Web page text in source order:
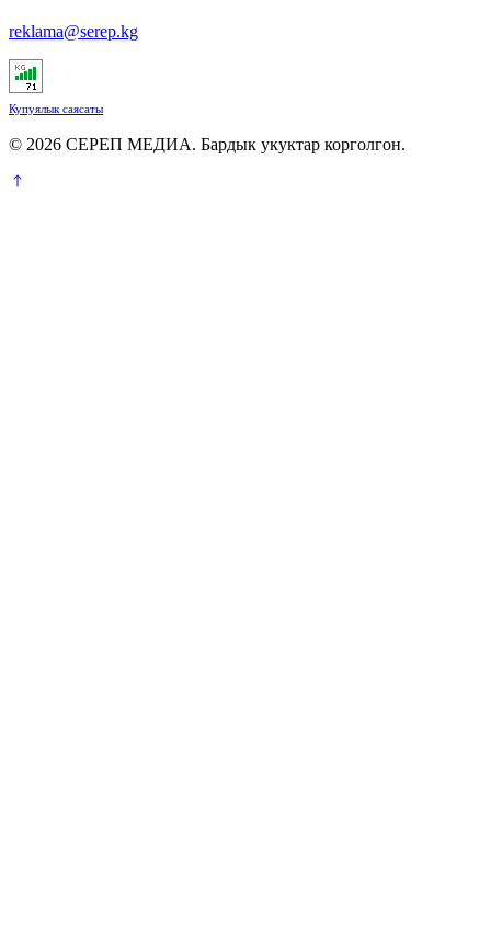
reklama@serep.kg
Купуялык саясаты
© 2026 СЕРЕП МЕДИА. Бардык укуктар корголгон.